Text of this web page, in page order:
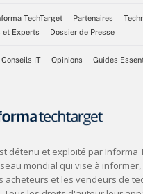
TechTarget Partenaires
et Experts
Dossier de Presse
Conseils IT Opinions Guides